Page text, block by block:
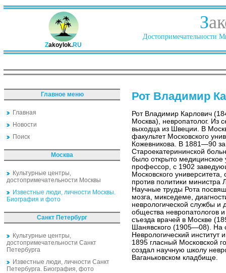
Zakoylok.RU
З
Достопримечательности
Главное меню
Главная
Новости
Поиск
Москва
Культурные центры,
достопримечательности Москвы
Известные люди, личности Москвы.
Биография и фото
Санкт Петербург
Культурные центры,
достопримечательности Санкт
Петербурга
Известные люди, личности Санкт
Петербурга. Биография, фото
Рот Владимир
Рот Владимир Карлович
Москва), невропатолог. Из
выходца из Швеции. В
факультет Московского
Кожевникова. В 1881—90
Староекатерининской
было открыто
профессор, с 1902
Московского
против политики министра
Научные труды Рота
мозга, микседеме,
неврологической службы и
общества невропатологов
съезда врачей в Москве
Шанявского (1905—08). На
Неврологический
1895 гласный Московской
создал научную школу
Ваганьковском кладбище.